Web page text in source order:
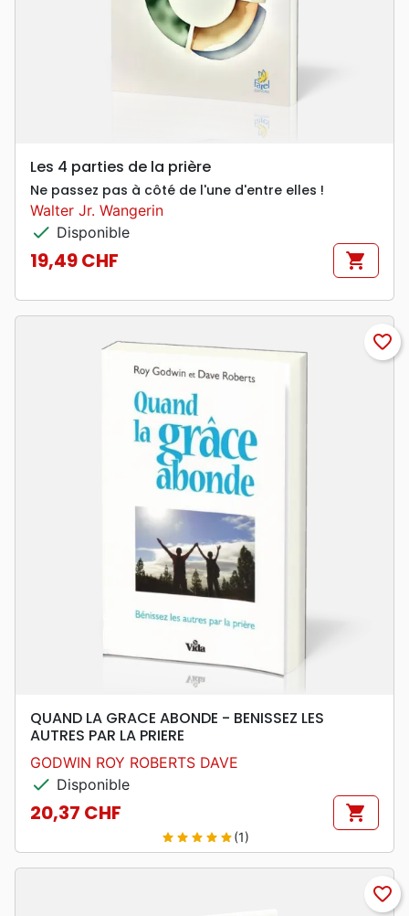
Les 4 parties de la prière
Ne passez pas à côté de l'une d'entre elles !
Walter Jr. Wangerin
check Disponible
Prix
19,49 CHF shopping_cart
favorite_border
QUAND LA GRACE ABONDE - BENISSEZ LES
AUTRES PAR LA PRIERE
GODWIN ROY ROBERTS DAVE
check Disponible
Prix
20,37 CHF shopping_cart
star star star star star(1)
favorite_border